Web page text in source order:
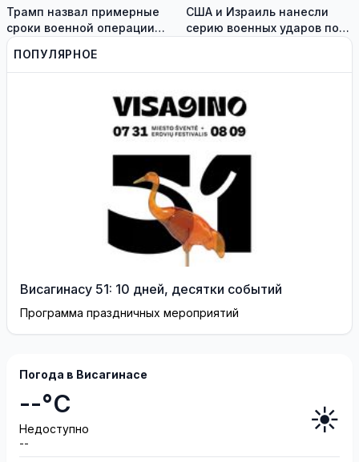
Трамп назвал примерные
сроки военной операции
против Ирана
США и Израиль нанесли
серию военных ударов по
ПОПУЛЯРНОЕ
Висагинасу 51: 10 дней, десятки событий
Программа праздничных мероприятий
Погода в Висагинасе
--°C
Недоступно
--
☀️